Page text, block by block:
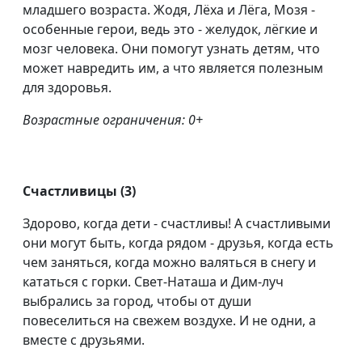
младшего возраста. Жодя, Лёха и Лёга, Мозя -
особенные герои, ведь это - желудок, лёгкие и
мозг человека. Они помогут узнать детям, что
может навредить им, а что является полезным
для здоровья.
Возрастные ограничения: 0+
Счастливицы (3)
Здорово, когда дети - счастливы! А счастливыми
они могут быть, когда рядом - друзья, когда есть
чем заняться, когда можно валяться в снегу и
кататься с горки. Свет-Наташа и Дим-луч
выбрались за город, чтобы от души
повеселиться на свежем воздухе. И не одни, а
вместе с друзьями.